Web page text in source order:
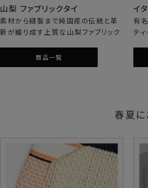
山梨 ファブリックタイ
素材から縫製まで純国産の伝統と革
新が織り成す上質な山梨ファブリック
商品一覧
イ
有
テ
春夏に